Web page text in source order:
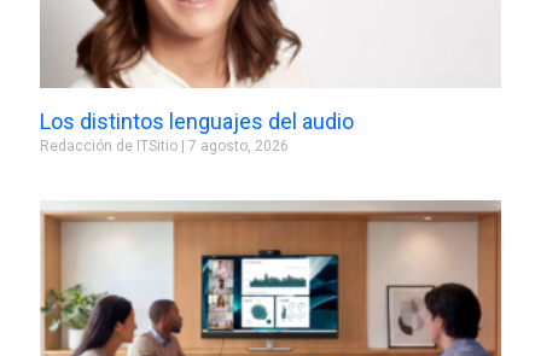
Los distintos lenguajes del audio
Redacción de ITSitio 7 agosto, 2026